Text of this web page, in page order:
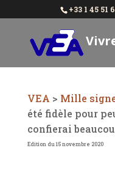
+33 1 45 51
VEA > Mille
été fidèle pour
confierai
Edition du 15 novembre 2020